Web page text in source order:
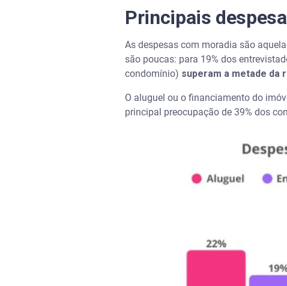
Perguntas frequentes sobre
Como calcular quanto gastar
Vale mais a pena alugar ou
O que fazer quando o aluguel
Quais opções de crédito são
Principais
As despesas com moradia são
são poucas: para 19% dos
condomínio) superam a metade da
O aluguel ou o financiamento do
principal preocupação de 39% dos